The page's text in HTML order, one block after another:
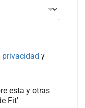
privacidad y
esta y otras
Fit'